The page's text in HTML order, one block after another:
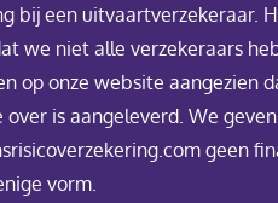
bij een uitvaartverzekeraar.
we niet alle verzekeraars
op onze website aangezien
is aangeleverd. We
geen
vorm.